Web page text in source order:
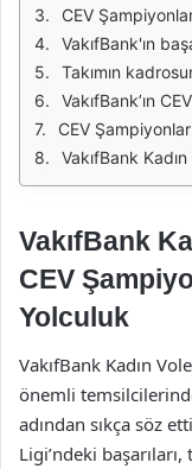
CEV Şampiyonlar Ligi’nde elde edilen zaferler, VakıfBank’ın sadece Türkiye’de değil, Avrupa’da da
VakıfBank'ın başarısında, teknik ekibin ve oyuncuların yüksek motivasyonu büyük rol
Takımın kadrosunda yer alan yıldız oyuncular, hem bireysel yetenekleriyle hem de takım oyunundaki uyumlarıyla
VakıfBank’ın CEV Şampiyonlar Ligi’ndeki en büyük rakipleri arasında yer alan takımlar, sürekli olarak gelişim
CEV Şampiyonlar Ligi tarihindeki en dikkat çekici anlardan biri, VakıfBank’ın büyük bir azimle finale yükseldiği ve
VakıfBank Kadın Voleybol Takımı’nın CEV Şampiyonlar Ligi’ndeki başarıları, Türk voleybolunun uluslararası arenada nasıl bir güç
VakıfBank
CEV
Yolculuk
VakıfBank Kadın
önemli
adından sıkça söz
Ligi’ndeki başarıları,